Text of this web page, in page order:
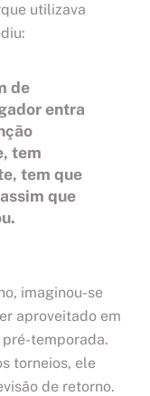
utilizava
de
entra
tem
tem que
que
imaginou-se
aproveitado em
temporada.
torneios, ele
de retorno.